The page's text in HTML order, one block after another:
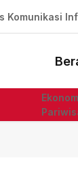
Komunikasi